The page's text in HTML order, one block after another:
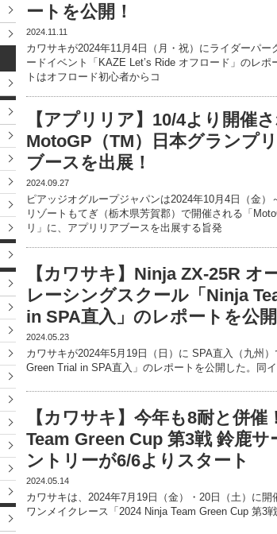
ートを公開！
2024.11.11
カワサキが2024年11月4日（月・祝）にライダーパー
ードイベント「KAZE Let’s Ride オフロード」のレポ
トはオフロード初心者からコ
【アプリリア】10/4より開催
MotoGP（TM）日本グランプ
ブースを出展！
2024.09.27
ピアッジオグループジャパンは2024年10月4日（金）
リゾートもてぎ（栃木県芳賀郡）で開催される「
リ」に、アプリリアブースを出展する旨発
【カワサキ】Ninja ZX-25R オ
レーシングスクール「Ninja
in SPA直入」のレポートを公開
2024.05.23
カワサキが2024年5月19日（日）に SPA直入（九州
Green Trial in SPA直入」のレポートを公開した。同
【カワサキ】今年も8耐と併催
Team Green Cup 第3戦 鈴鹿
ントリーが6/6よりスタート
2024.05.14
カワサキは、2024年7月19日（金）・20日（土）に
ワンメイクレース「2024 Ninja Team Green Cup 第3